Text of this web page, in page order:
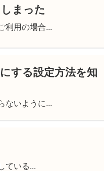
まった
利用の場合...
する設定方法を知
ないように...
ている...